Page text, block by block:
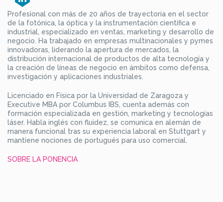
Profesional con más de 20 años de trayectoria en el sector
de la fotónica, la óptica y la instrumentación científica e
industrial, especializado en ventas, marketing y desarrollo de
negocio. Ha trabajado en empresas multinacionales y pymes
innovadoras, liderando la apertura de mercados, la
distribución internacional de productos de alta tecnología y
la creación de líneas de negocio en ámbitos como defensa,
investigación y aplicaciones industriales.
Licenciado en Física por la Universidad de Zaragoza y
Executive MBA por Columbus IBS, cuenta además con
formación especializada en gestión, marketing y tecnologías
láser. Habla inglés con fluidez, se comunica en alemán de
manera funcional tras su experiencia laboral en Stuttgart y
mantiene nociones de portugués para uso comercial.
SOBRE LA PONENCIA